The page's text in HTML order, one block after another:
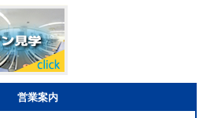
営業案内